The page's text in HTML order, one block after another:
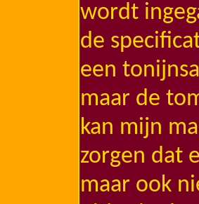
wordt
de
een
maar de
kan mijn
zorgen dat
maar ook